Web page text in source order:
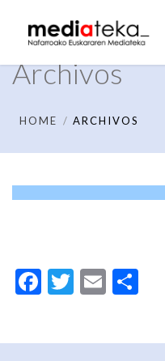
Archivos
HOME ARCHIVOS
Facebook
Twitter
Email